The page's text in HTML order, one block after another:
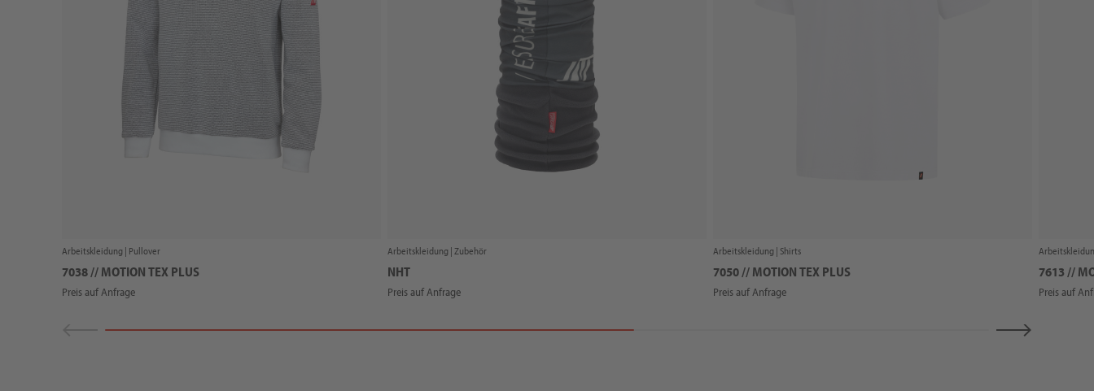
Arbeitskleidung | Pullover
7038 // MOTION TEX PLUS
Preis auf Anfrage
Arbeitskleidung | Zubehör
NHT
Preis auf Anfrage
Arbeitskleidung | Shirts
7050 // MOTION TEX PLUS
Preis auf Anfrage
7613 //
Preis auf